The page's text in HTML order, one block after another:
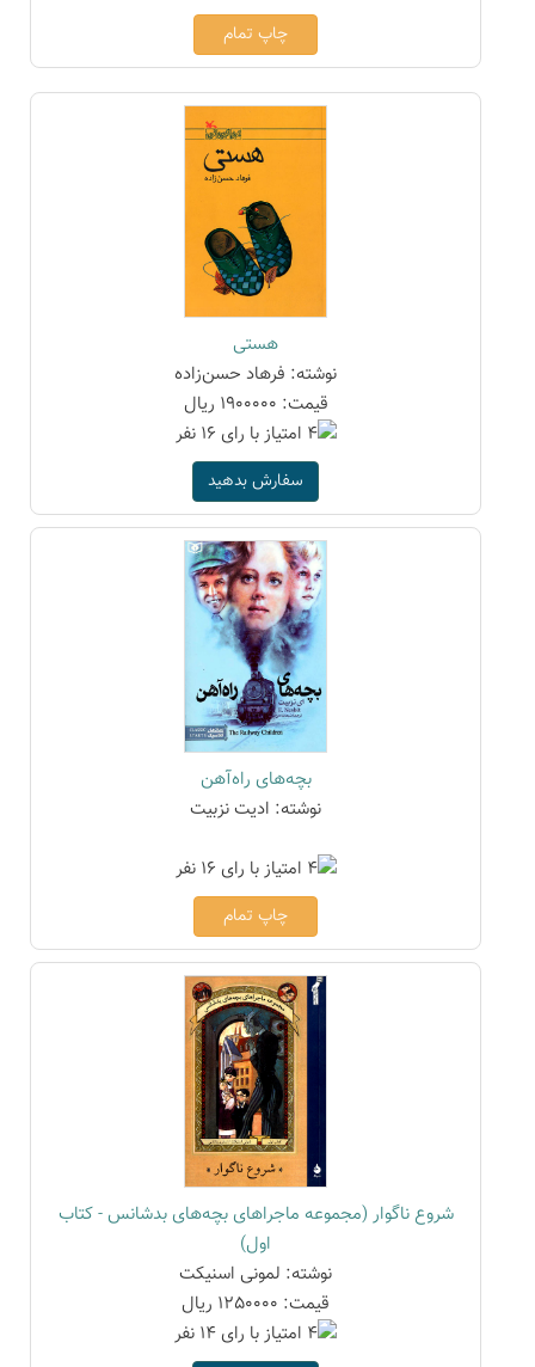
چاپ تمام
هستی
نوشته: فرهاد حسن‌زاده
قیمت: 1900000 ریال
سفارش بدهید
بچه‌های راه‌آهن
نوشته: ادیت نزبیت
چاپ تمام
شروع ناگوار (مجموعه ماجراهای بچه‌های بدشانس - کتاب
اول)
نوشته: لمونی اسنیکت
قیمت: 1250000 ریال